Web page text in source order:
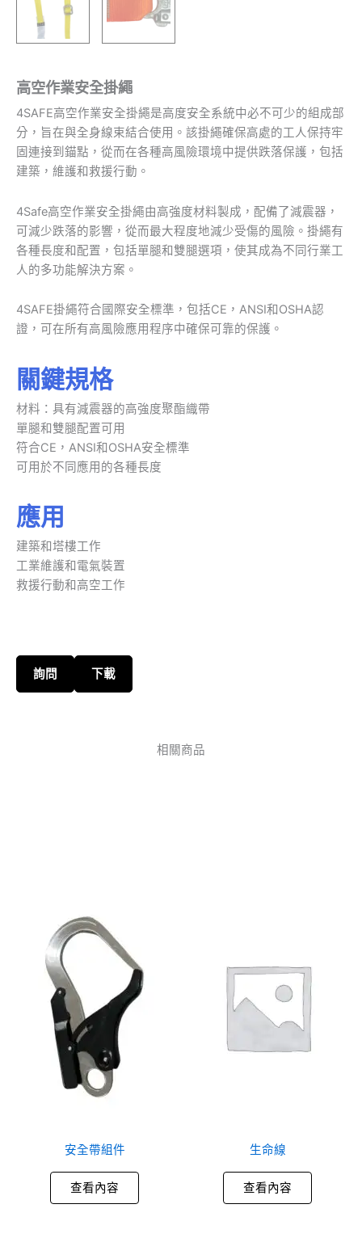
高空作業安全掛繩
4SAFE高空作業安全掛繩是高度安全系統中必不可少的組成部
分，旨在與全身線束結合使用。該掛繩確保高處的工人保持牢
固連接到錨點，從而在各種高風險環境中提供跌落保護，包括
建築，維護和救援行動。
4Safe高空作業安全掛繩由高強度材料製成，配備了減震器，
可減少跌落的影響，從而最大程度地減少受傷的風險。掛繩有
各種長度和配置，包括單腿和雙腿選項，使其成為不同行業工
人的多功能解決方案。
4SAFE掛繩符合國際安全標準，包括CE，ANSI和OSHA認
證，可在所有高風險應用程序中確保可靠的保護。
關鍵規格
材料：具有減震器的高強度聚酯織帶
單腿和雙腿配置可用
符合CE，ANSI和OSHA安全標準
可用於不同應用的各種長度
應用
建築和塔樓工作
工業維護和電氣裝置
救援行動和高空工作
詢問 下載
相關商品
安全帶組件
查看內容
生命線
查看內容